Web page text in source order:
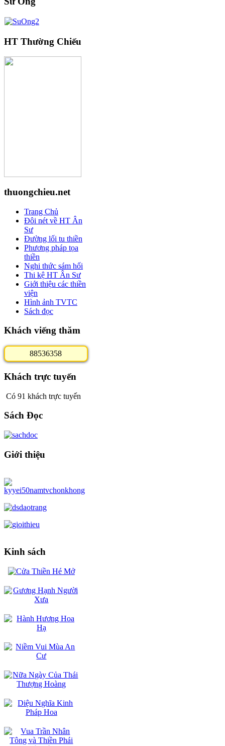
HT Thường Chiếu
thuongchieu.net
Trang Chủ
Đôi nét về HT Ân
Sư
Đường lối tu thiền
Phương pháp tọa
thiền
Nghi thức sám hối
Thi kệ HT Ân Sư
Giới thiệu các thiền
viện
Hình ảnh TVTC
Sách đọc
Khách viếng thăm
88536358
Khách trực tuyến
Có 91 khách trực tuyến
Sách Đọc
Giới thiệu
Kinh sách